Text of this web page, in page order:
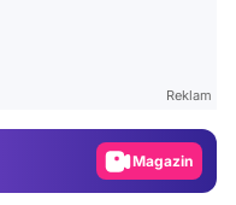
Reklam
Magazin